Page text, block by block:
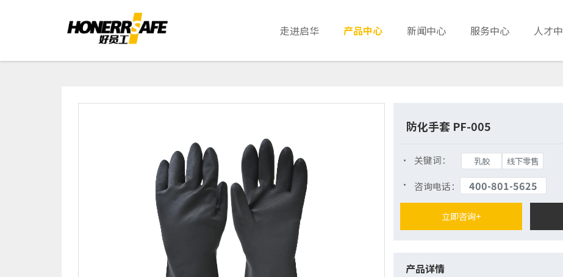
走进启华 产品中心 新闻中心 服务中心 人才
防化手套 PF-005
关键词： 乳胶 线下零售
咨询电话： 400-801-5625
立即咨询+
产品详情